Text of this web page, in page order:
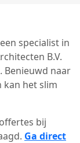
specialist in
B.V.
Benieuwd naar
kan het slim
bij
Ga direct